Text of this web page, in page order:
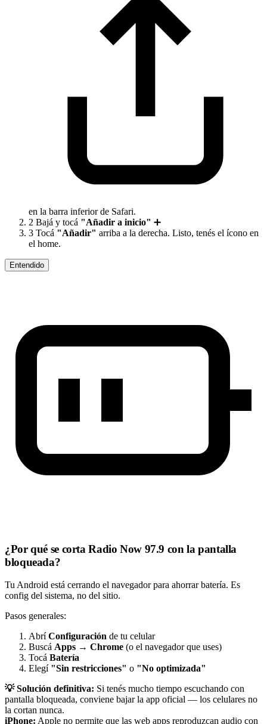
en la barra inferior de Safari.
2 Bajá y tocá "Añadir a inicio" ➕
3 Tocá "Añadir" arriba a la derecha. Listo, tenés el ícono en
el home.
Entendido
¿Por qué se corta Radio Now 97.9 con la pantalla
bloqueada?
Tu Android está cerrando el navegador para ahorrar batería. Es
config del sistema, no del sitio.
Pasos generales:
AbríConfiguración de tu celular
Buscá Apps → Chrome (o el navegador que uses)
Tocá Batería
Elegí "Sin restricciones" o "No optimizada"
💡 Solución definitiva: Si tenés mucho tiempo escuchando con
pantalla bloqueada, conviene bajar la app oficial — los celulares no
la cortan nunca.
iPhone: Apple no permite que las web apps reproduzcan audio con